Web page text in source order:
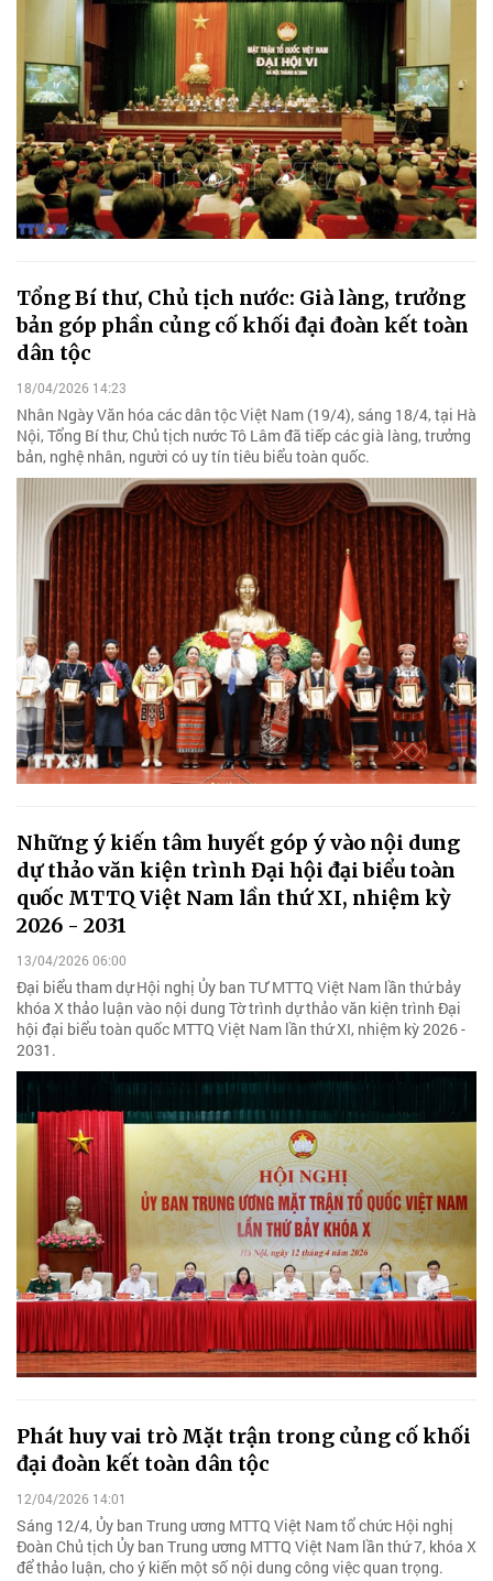
Tổng Bí thư, Chủ tịch nước: Già làng, trưởng
bản góp phần củng cố khối đại đoàn kết toàn
dân tộc
18/04/2026 14:23
Nhân Ngày Văn hóa các dân tộc Việt Nam (19/4), sáng 18/4, tại Hà
Nội, Tổng Bí thư, Chủ tịch nước Tô Lâm đã tiếp các già làng, trưởng
bản, nghệ nhân, người có uy tín tiêu biểu toàn quốc.
Những ý kiến tâm huyết góp ý vào nội dung
dự thảo văn kiện trình Đại hội đại biểu toàn
quốc MTTQ Việt Nam lần thứ XI, nhiệm kỳ
2026 - 2031
13/04/2026 06:00
Đại biểu tham dự Hội nghị Ủy ban TƯ MTTQ Việt Nam lần thứ bảy
khóa X thảo luận vào nội dung Tờ trình dự thảo văn kiện trình Đại
hội đại biểu toàn quốc MTTQ Việt Nam lần thứ XI, nhiệm kỳ 2026 -
2031.
Phát huy vai trò Mặt trận trong củng cố khối
đại đoàn kết toàn dân tộc
12/04/2026 14:01
Sáng 12/4, Ủy ban Trung ương MTTQ Việt Nam tổ chức Hội nghị
Đoàn Chủ tịch Ủy ban Trung ương MTTQ Việt Nam lần thứ 7, khóa X
để thảo luận, cho ý kiến một số nội dung công việc quan trọng.